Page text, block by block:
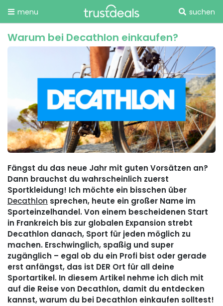
menu suchen
Warum bei Decathlon einkaufen?
Fängst du das neue Jahr mit guten Vorsätzen an?
Dann brauchst du wahrscheinlich zuerst
Sportkleidung! Ich möchte ein bisschen über
Decathlon sprechen, heute ein großer Name im
Sporteinzelhandel. Von einem bescheidenen Start
in Frankreich bis zur globalen Expansion strebt
Decathlon danach, Sport für jeden möglich zu
machen. Erschwinglich, spaßig und super
zugänglich – egal ob du ein Profi bist oder gerade
erst anfängst, das ist DER Ort für all deine
Sportartikel. In diesem Artikel nehme ich dich mit
auf die Reise von Decathlon, damit du entdecken
kannst, warum du bei Decathlon einkaufen solltest!